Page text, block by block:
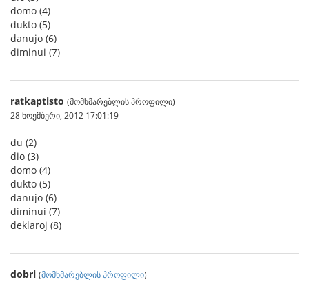
domo (4)
dukto (5)
danujo (6)
diminui (7)
ratkaptisto (მომხმარებლის პროფილი)
28 ნოემბერი, 2012 17:01:19
du (2)
dio (3)
domo (4)
dukto (5)
danujo (6)
diminui (7)
deklaroj (8)
dobri (მომხმარებლის პროფილი)